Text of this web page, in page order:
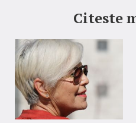
Citeste